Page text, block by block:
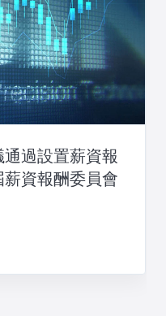
過設置薪資報
資報酬委員會